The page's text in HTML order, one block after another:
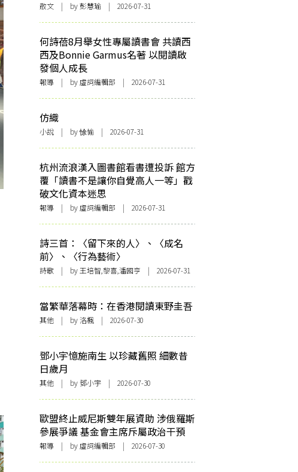
散文 | by 彭慧瑜 | 2026-07-31
何詩蓓8月舉女性專屬讀書會 共讀西
西及Bonnie Garmus名著 以閱讀啟
發個人成長
報導 | by 虛詞編輯部 | 2026-07-31
仿織
小說 | by 悇愉 | 2026-07-31
杭州流浪漢入圖書館看書遭投訴 館方
覆「讀書不是讓你自覺高人一等」戳
破文化資本迷思
報導 | by 虛詞編輯部 | 2026-07-31
詩三首：〈留下來的人〉、〈成名
前〉、〈行為藝術〉
詩歌 | by 王培智,黎喜,潘國亨 | 2026-07-31
當繁華落幕時：在香港閱讀東野圭吾
其他 | by洛楓 | 2026-07-30
鄧小宇憶施南生 以珍藏舊照 細數昔
日歲月
其他 | by 鄧小宇 | 2026-07-30
歐盟終止威尼斯雙年展資助 涉俄羅斯
參展爭議 基金會主席斥屬政治干預
報導 | by 虛詞編輯部 | 2026-07-30